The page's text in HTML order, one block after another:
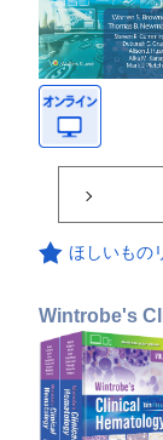
ほしいもの
Wintrobe's